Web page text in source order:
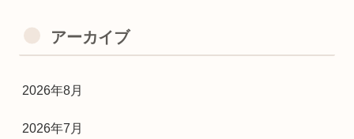
アーカイブ
2026年8月
2026年7月